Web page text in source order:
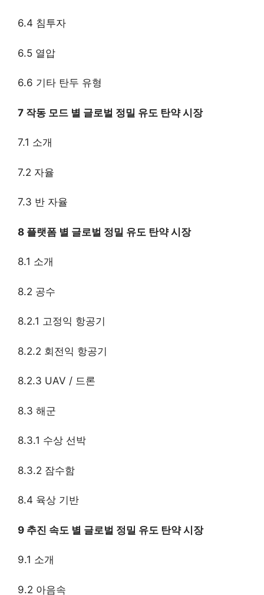
6.4 침투자
6.5 열압
6.6 기타 탄두 유형
7 작동 모드 별 글로벌 정밀 유도 탄약 시장
7.1 소개
7.2 자율
7.3 반 자율
8 플랫폼 별 글로벌 정밀 유도 탄약 시장
8.1 소개
8.2 공수
8.2.1 고정익 항공기
8.2.2 회전익 항공기
8.2.3 UAV / 드론
8.3 해군
8.3.1 수상 선박
8.3.2 잠수함
8.4 육상 기반
9 추진 속도 별 글로벌 정밀 유도 탄약 시장
9.1 소개
9.2 아음속